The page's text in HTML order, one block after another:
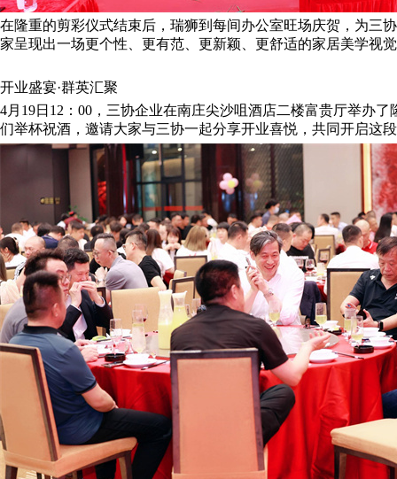
在隆重的剪彩仪式结束后，瑞狮到每间办公室旺场庆贺，为三
家呈现出一场更个性、更有范、更新颖、更舒适的家居美学视
开业盛宴·群英汇聚
4月19日12：00，三协企业在南庄尖沙咀酒店二楼富贵厅举办
们举杯祝酒，邀请大家与三协一起分享开业喜悦，共同开启这